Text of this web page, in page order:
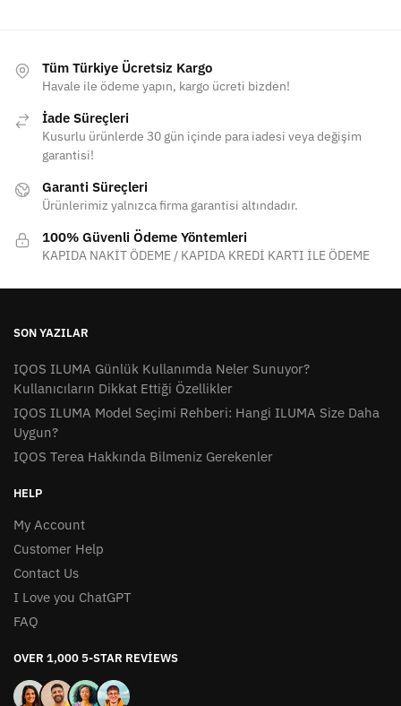
Tüm Türkiye Ücretsiz Kargo
Havale ile ödeme yapın, kargo ücreti bizden!
İade Süreçleri
Kusurlu ürünlerde 30 gün içinde para iadesi veya değişim
garantisi!
Garanti Süreçleri
Ürünlerimiz yalnızca firma garantisi altındadır.
100% Güvenli Ödeme Yöntemleri
KAPIDA NAKİT ÖDEME / KAPIDA KREDİ KARTI İLE ÖDEME
SON YAZILAR
IQOS ILUMA Günlük Kullanımda Neler Sunuyor?
Kullanıcıların Dikkat Ettiği Özellikler
IQOS ILUMA Model Seçimi Rehberi: Hangi ILUMA Size Daha
Uygun?
IQOS Terea Hakkında Bilmeniz Gerekenler
HELP
My Account
Customer Help
Contact Us
I Love you ChatGPT
FAQ
OVER 1,000 5-STAR REVIEWS